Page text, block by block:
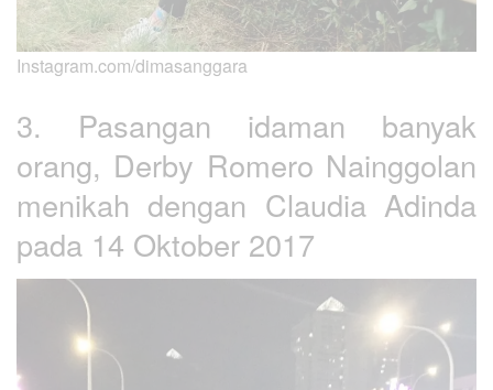
Instagram.com/dimasanggara
3. Pasangan idaman banyak
orang, Derby Romero Nainggolan
menikah dengan Claudia Adinda
pada 14 Oktober 2017